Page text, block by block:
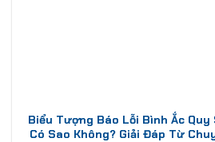
Biểu Tượng Báo Lỗi Bình Ắc Quy
Có Sao Không? Giải Đáp Từ